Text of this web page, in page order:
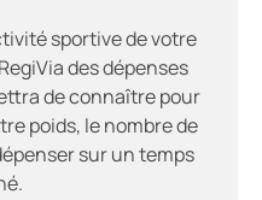
sportive de votre
des dépenses
de connaître pour
poids, le nombre de
sur un temps